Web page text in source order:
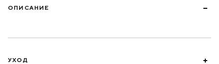
ОПИСАНИЕ
УХОД